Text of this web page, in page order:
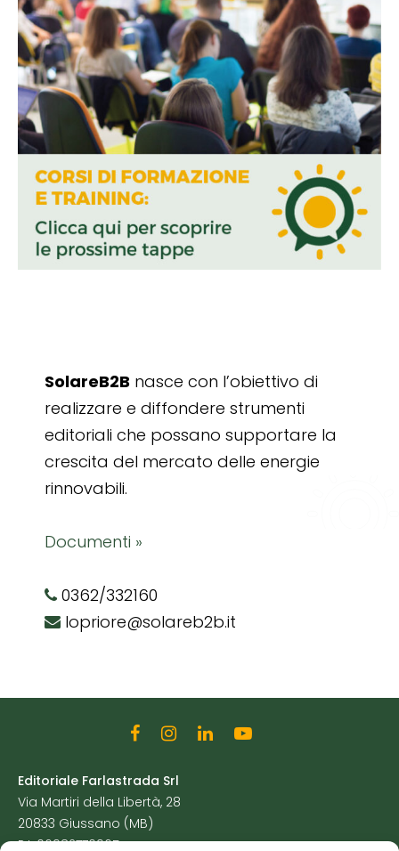
SolareB2B nasce con l’obiettivo di
realizzare e diffondere strumenti
editoriali che possano supportare la
crescita del mercato delle energie
rinnovabili.
Documenti »
0362/332160
lopriore@solareb2b.it
Editoriale Farlastrada Srl
Via Martiri della Libertà, 28
20833 Giussano (MB)
P.I. 06982770965